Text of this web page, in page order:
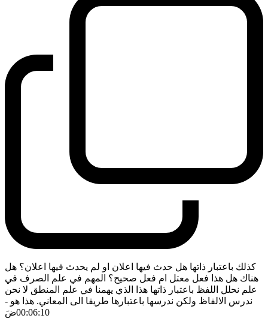
كذلك باعتبار ذاتها هل حدث فيها اعلان او لم يحدث فيها اعلان؟ هل
هناك هل هذا فعل معتل ام فعل صحيح؟ المهم في علم الصرف في
علم نحلل اللفظ باعتبار ذاتها هذا الذي يهمنا في علم المنطق لا نحن
ندرس الالفاظ ولكن ندرسها باعتبارها طريقا الى المعاني. هذا هو -
00:06:10ضَ